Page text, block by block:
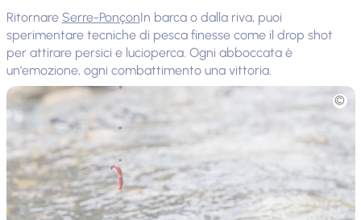
Foto
Ritornare Serre-PonçonIn barca o dalla riva, puoi
sperimentare tecniche di pesca finesse come il drop shot
per attirare persici e lucioperca. Ogni abboccata è
un'emozione, ogni combattimento una vittoria.